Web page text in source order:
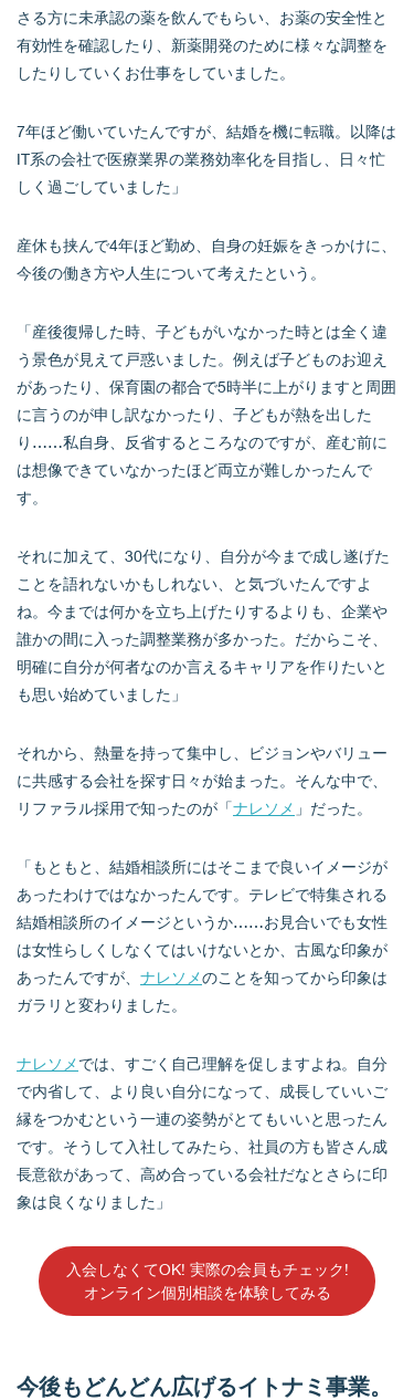
さる方に未承認の薬を飲んでもらい、お薬の安全性と
有効性を確認したり、新薬開発のために様々な調整を
したりしていくお仕事をしていました。
7年ほど働いていたんですが、結婚を機に転職。以降は
IT系の会社で医療業界の業務効率化を目指し、日々忙
しく過ごしていました」
産休も挟んで4年ほど勤め、自身の妊娠をきっかけに、
今後の働き方や人生について考えたという。
「産後復帰した時、子どもがいなかった時とは全く違
う景色が見えて戸惑いました。例えば子どものお迎え
があったり、保育園の都合で5時半に上がりますと周囲
に言うのが申し訳なかったり、子どもが熱を出した
り……私自身、反省するところなのですが、産む前に
は想像できていなかったほど両立が難しかったんで
す。
それに加えて、30代になり、自分が今まで成し遂げた
ことを語れないかもしれない、と気づいたんですよ
ね。今までは何かを立ち上げたりするよりも、企業や
誰かの間に入った調整業務が多かった。だからこそ、
明確に自分が何者なのか言えるキャリアを作りたいと
も思い始めていました」
それから、熱量を持って集中し、ビジョンやバリュー
に共感する会社を探す日々が始まった。そんな中で、
リファラル採用で知ったのが「ナレソメ 」だった。
「もともと、結婚相談所にはそこまで良いイメージが
あったわけではなかったんです。テレビで特集される
結婚相談所のイメージというか……お見合いでも女性
は女性らしくしなくてはいけないとか、古風な印象が
あったんですが、 ナレソメのことを知ってから印象は
ガラリと変わりました。
ナレソメでは、すごく自己理解を促しますよね。自分
で内省して、より良い自分になって、成長していいご
縁をつかむという一連の姿勢がとてもいいと思ったん
です。そうして入社してみたら、社員の方も皆さん成
長意欲があって、高め合っている会社だなとさらに印
象は良くなりました」
入会しなくてOK! 実際の会員もチェック!
オンライン個別相談を体験してみる
今後もどんどん広げるイトナミ事業。